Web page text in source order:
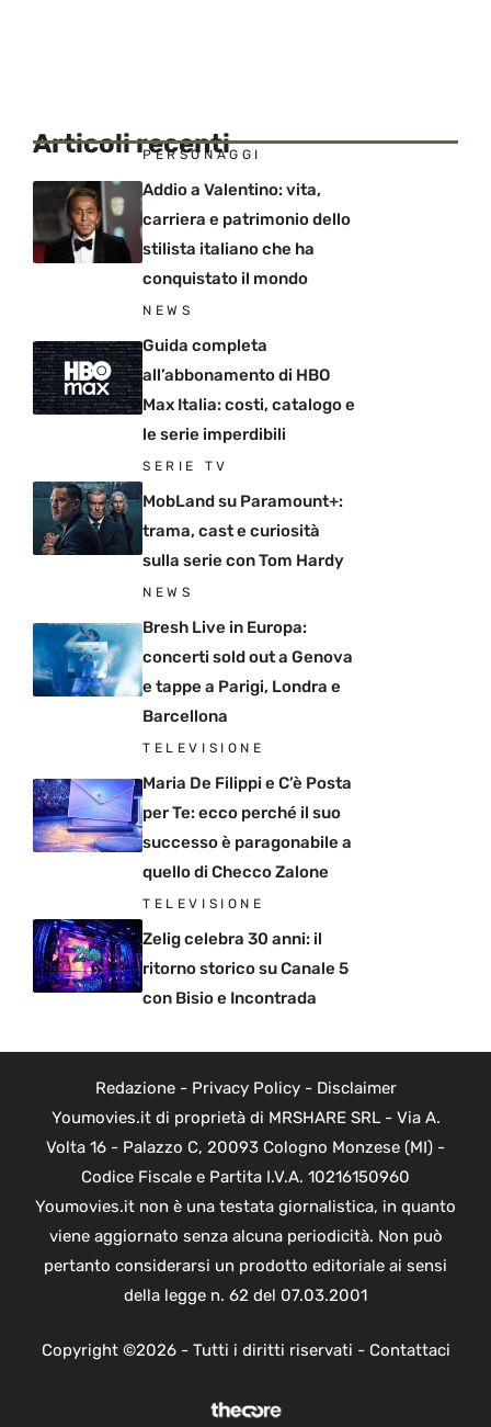
Articoli recenti
PERSONAGGI
Addio a Valentino: vita,
carriera e patrimonio dello
stilista italiano che ha
conquistato il mondo
NEWS
Guida completa
all’abbonamento di HBO
Max Italia: costi, catalogo e
le serie imperdibili
SERIE TV
MobLand su Paramount+:
trama, cast e curiosità
sulla serie con Tom Hardy
NEWS
Bresh Live in Europa:
concerti sold out a Genova
e tappe a Parigi, Londra e
Barcellona
TELEVISIONE
Maria De Filippi e C’è Posta
per Te: ecco perché il suo
successo è paragonabile a
quello di Checco Zalone
TELEVISIONE
Zelig celebra 30 anni: il
ritorno storico su Canale 5
con Bisio e Incontrada
Redazione- Privacy Policy- Disclaimer
Youmovies.it di proprietà di MRSHARE SRL - Via A.
Volta 16 - Palazzo C, 20093 Cologno Monzese (MI) -
Codice Fiscale e Partita I.V.A. 10216150960
Youmovies.it non è una testata giornalistica, in quanto
viene aggiornato senza alcuna periodicità. Non può
pertanto considerarsi un prodotto editoriale ai sensi
della legge n. 62 del 07.03.2001
Copyright ©2026 - Tutti i diritti riservati - Contattaci